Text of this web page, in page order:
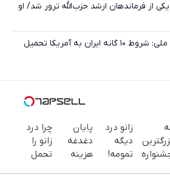
از فرماندهان ارشد حزب‌الله ترور شد/ او
عضو کمیسیون امنیت ملی: شروط ۱۰ گانه ایران به آمریکا تحمیل
زانو درد
دیگه
تمومه!
پایان
دغدغه
هزینه
چرا درد
زانو را
تحمل